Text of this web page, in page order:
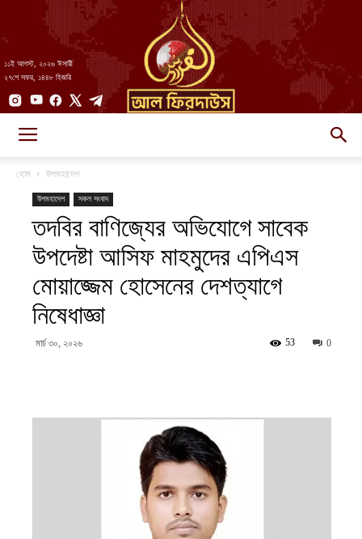
১১ই আগস্ট, ২০২৬ ঈসায়ী
২৭শে সফর, ১৪৪৮ হিজরি
||
আল-
হোম উপমহাদেশ
উপমহাদেশ সকল সংবাদ
তদবির বাণিজ্যের অভিযোগে সাবেক
উপদেষ্টা আসিফ মাহমুদের এপিএস
মোয়াজ্জেম হোসেনের দেশত্যাগে
নিষেধাজ্ঞা
মার্চ ৩০, ২০২৬ 0
53